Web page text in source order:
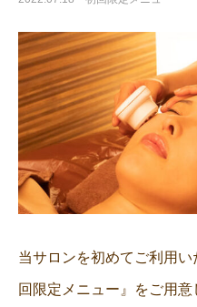
当サロンを初めてご利用
回限定メニュー』をご用